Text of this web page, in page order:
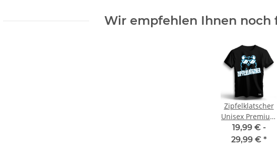
Wir empfehlen Ihnen noch
Zipfelklatscher
Unisex Premium
T-Shirt
19,99 € -
29,99 € *